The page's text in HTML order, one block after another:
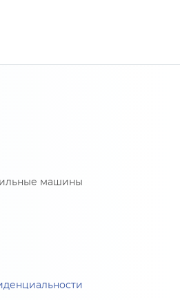
машины